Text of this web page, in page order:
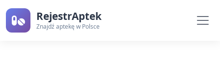
RejestrAptek
Znajdź aptekę w Polsce